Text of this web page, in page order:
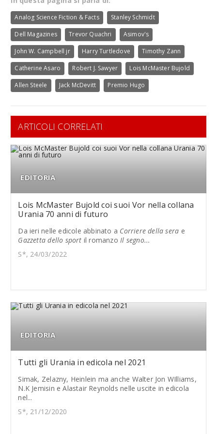
Analog Science Fiction & Facts Stanley Schmidt
Dell Magazines Trevor Quachri Asimov's
John W. Campbell jr Harry Turtledove Timothy Zann
Catherine Asaro Robert J. Sawyer Lois McMaster Bujold
Allen Steele Jack McDevitt Premio Hugo
ARTICOLI CORRELATI
EDITORIA
Lois McMaster Bujold coi suoi Vor nella collana
Urania 70 anni di futuro
Da ieri nelle edicole abbinato a Corriere della sera e
Gazzetta dello sport il romanzoIl segno...
S*, 24/03/2022
EDITORIA
Tutti gli Urania in edicola nel 2021
Simak, Zelazny, Heinlein ma anche Walter Jon WIlliams,
N.K Jemisin e Alastair Reynolds nelle uscite in edicola
nel...
S*, 21/12/2020